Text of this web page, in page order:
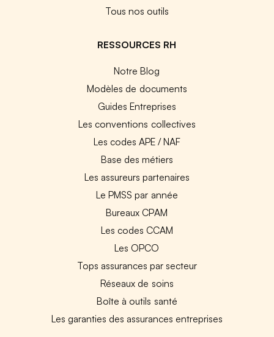
Tous nos outils
RESSOURCES RH
Notre Blog
Modèles de documents
Guides Entreprises
Les conventions collectives
Les codes APE / NAF
Base des métiers
Les assureurs partenaires
Le PMSS par année
Bureaux CPAM
Les codes CCAM
Les OPCO
Tops assurances par secteur
Réseaux de soins
Boîte à outils santé
Les garanties des assurances entreprises